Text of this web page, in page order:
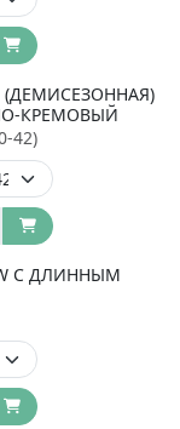
КРЕМОВЫЙ
42)
С ДЛИННЫМ